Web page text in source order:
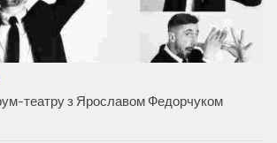
театру з Ярославом Федорчуком